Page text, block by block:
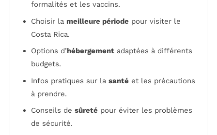
formalités et les vaccins.
Choisir la meilleure période pour visiter le
Costa Rica.
Options d’hébergement adaptées à différents
budgets.
Infos pratiques sur la santé et les précautions
à prendre.
Conseils de sûreté pour éviter les problèmes
de sécurité.